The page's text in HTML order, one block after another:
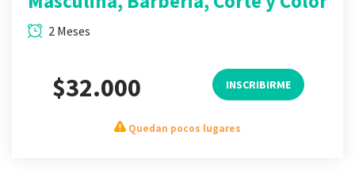
2 Meses
$32.000 INSCRIBIRME
Quedan pocos lugares